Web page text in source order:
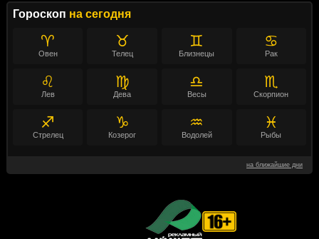
Гороскоп на сегодня
♈
Овен
♉
Телец
♊
Близнецы
♋
Рак
♌
Лев
♍
Дева
♎
Весы
♏
Скорпион
♐
Стрелец
♑
Козерог
♒
Водолей
♓
Рыбы
на ближайшие дни